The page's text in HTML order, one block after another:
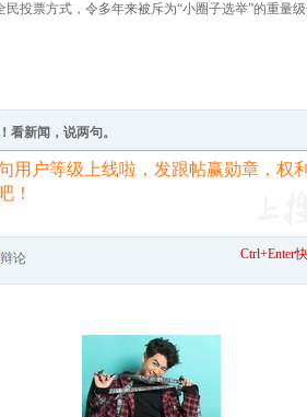
票方式，令多年来被斥为“小圈子选举”的重量
看新闻，说两句。
辩论 Ctrl+Enter